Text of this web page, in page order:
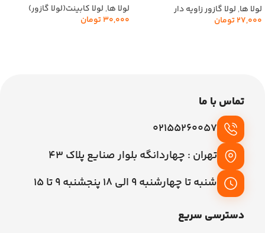
لولا ها, لولا گازور زاویه دار
27,000تومان
لولا ها, لولا کابینت(لولا گازور)
30,000تومان
تماس با ما
02155260057
تهران : چهاردانگه بلوار صنایع پلاک 43
شنبه تا چهارشنبه 9 الی 18 پنجشنبه 9 تا 15
دسترسی سریع